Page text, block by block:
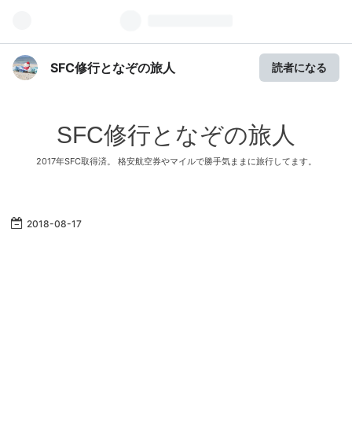
SFC修行となぞの旅人 読者になる
SFC修行となぞの旅人
2017年SFC取得済。 格安航空券やマイルで勝手気ままに旅行してます。
2018-08-17